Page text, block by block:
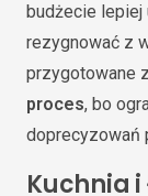
budżecie
rezygnować z
przygotowane
proces, bo
doprecyzowań
Kuchnia